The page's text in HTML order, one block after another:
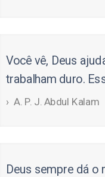
Você vê, Deus
trabalham duro.
A. P. J. Abdul Kalam
Deus sempre dá o